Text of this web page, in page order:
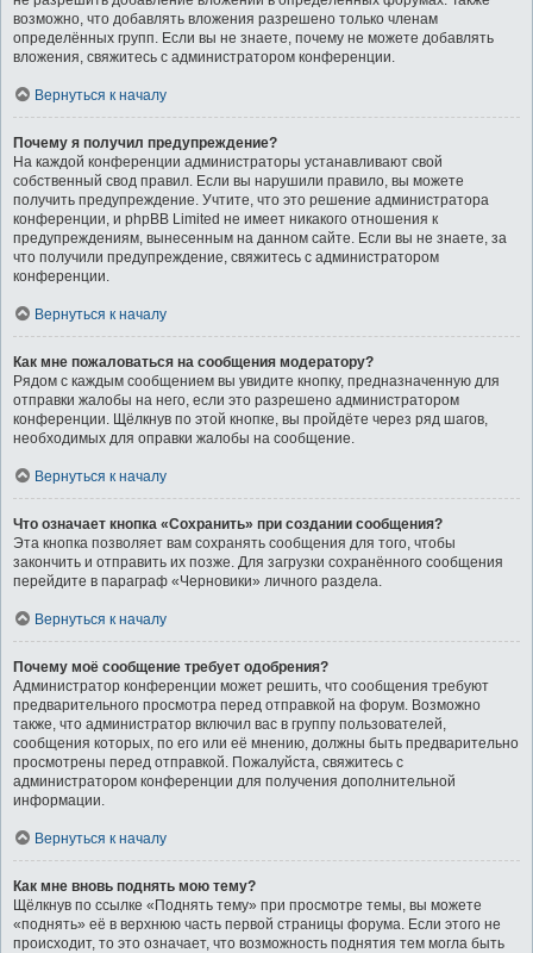
возможно, что добавлять вложения разрешено только членам
определённых групп. Если вы не знаете, почему не можете добавлять
вложения, свяжитесь с администратором конференции.
Вернуться к началу
Почему я получил предупреждение?
На каждой конференции администраторы устанавливают свой
собственный свод правил. Если вы нарушили правило, вы можете
получить предупреждение. Учтите, что это решение администратора
конференции, и phpBB Limited не имеет никакого отношения к
предупреждениям, вынесенным на данном сайте. Если вы не знаете, за
что получили предупреждение, свяжитесь с администратором
конференции.
Вернуться к началу
Как мне пожаловаться на сообщения модератору?
Рядом с каждым сообщением вы увидите кнопку, предназначенную для
отправки жалобы на него, если это разрешено администратором
конференции. Щёлкнув по этой кнопке, вы пройдёте через ряд шагов,
необходимых для оправки жалобы на сообщение.
Вернуться к началу
Что означает кнопка «Сохранить» при создании сообщения?
Эта кнопка позволяет вам сохранять сообщения для того, чтобы
закончить и отправить их позже. Для загрузки сохранённого сообщения
перейдите в параграф «Черновики» личного раздела.
Вернуться к началу
Почему моё сообщение требует одобрения?
Администратор конференции может решить, что сообщения требуют
предварительного просмотра перед отправкой на форум. Возможно
также, что администратор включил вас в группу пользователей,
сообщения которых, по его или её мнению, должны быть предварительно
просмотрены перед отправкой. Пожалуйста, свяжитесь с
администратором конференции для получения дополнительной
информации.
Вернуться к началу
Как мне вновь поднять мою тему?
Щёлкнув по ссылке «Поднять тему» при просмотре темы, вы можете
«поднять» её в верхнюю часть первой страницы форума. Если этого не
происходит, то это означает, что возможность поднятия тем могла быть